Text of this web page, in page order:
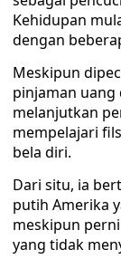
Kehidupan
dengan
Meskipun
pinjaman uang
melanjutkan
mempelajari
bela diri.
Dari situ, ia
putih Amerika
meskipun
yang tidak